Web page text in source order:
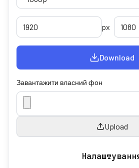
px
Download
Завантажити власний фон
Upload